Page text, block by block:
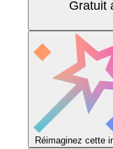
Gratuit
Réimaginez cette